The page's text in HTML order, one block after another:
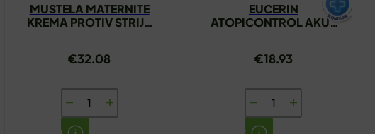
MUSTELA MATERNITE
KREMA PROTIV STRIJA
€32.08
MUSTELA
MATERNITE
EUCERIN
ATOPICONTROL AKUT
€18.93
EUCERIN
ATOPICONTROL